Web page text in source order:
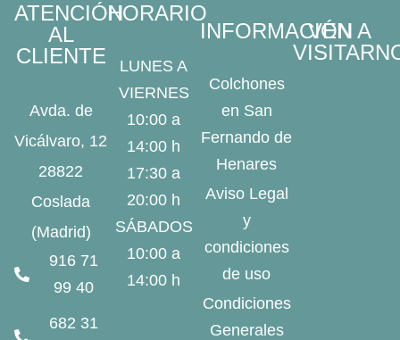
ATENCIÓN
AL
CLIENTE
Avda. de
Vicálvaro, 12
28822
Coslada
(Madrid)
916 71
99 40
682 31
HORARIO
LUNES A
VIERNES
10:00 a
14:00 h
17:30 a
20:00 h
SÁBADOS
10:00 a
14:00 h
INFORMACIÓN
Colchones
en San
Fernando de
Henares
Aviso Legal
y
condiciones
de uso
Condiciones
Generales
VEN A